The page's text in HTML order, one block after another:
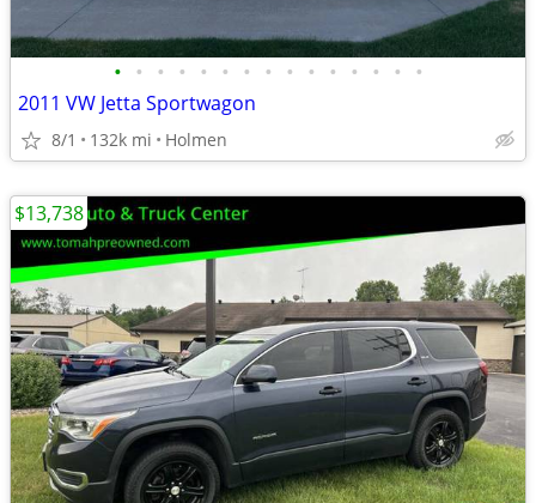
• • • • • • • • • • • • • • •
2011 VW Jetta Sportwagon
8/1 132k mi Holmen
$13,738